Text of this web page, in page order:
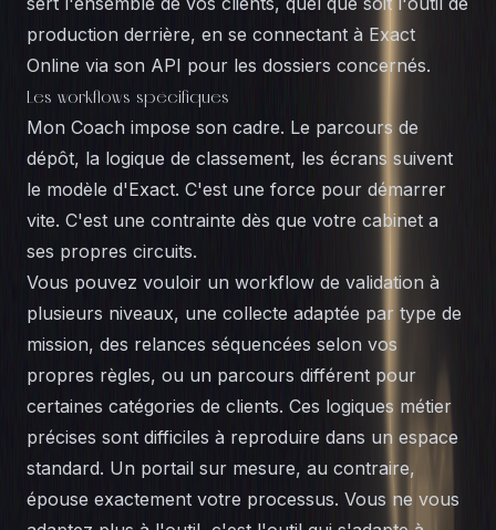
production derrière, en se connectant à Exact
Online via son API pour les dossiers concernés.
Les workflows spécifiques
Mon Coach impose son cadre. Le parcours de
dépôt, la logique de classement, les écrans suivent
le modèle d'Exact. C'est une force pour démarrer
vite. C'est une contrainte dès que votre cabinet a
ses propres circuits.
Vous pouvez vouloir un workflow de validation à
plusieurs niveaux, une collecte adaptée par type de
mission, des relances séquencées selon vos
propres règles, ou un parcours différent pour
certaines catégories de clients. Ces logiques métier
précises sont difficiles à reproduire dans un espace
standard. Un portail sur mesure, au contraire,
épouse exactement votre processus. Vous ne vous